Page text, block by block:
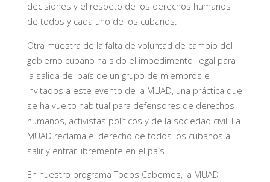
decisiones y el respeto de los derechos humanos
de todos y cada uno de los cubanos.
Otra muestra de la falta de voluntad de cambio del
gobierno cubano ha sido el impedimento ilegal para
la salida del país de un grupo de miembros e
invitados a este evento de la MUAD, una práctica que
se ha vuelto habitual para defensores de derechos
humanos, activistas políticos y de la sociedad civil. La
MUAD reclama el derecho de todos los cubanos a
salir y entrar libremente en el país.
En nuestro programa Todos Cabemos, la MUAD